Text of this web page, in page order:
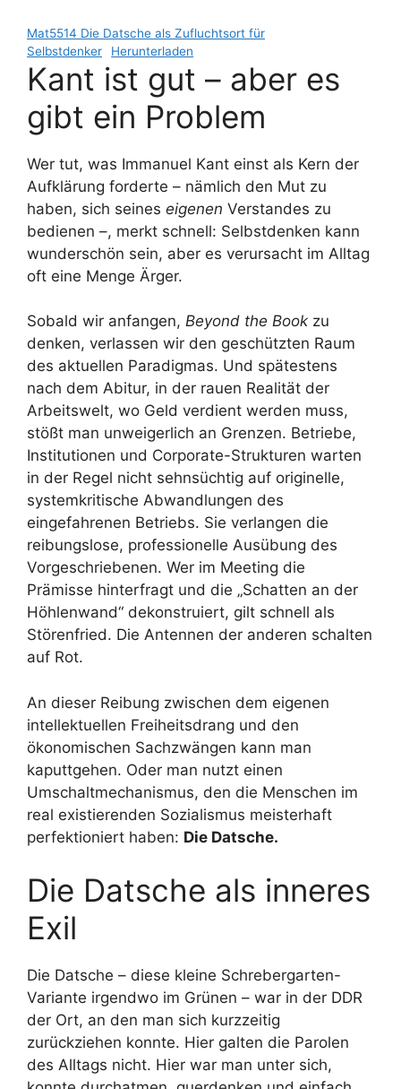
Mat5514 Die Datsche als Zufluchtsort für
Selbstdenker
Herunterladen
Kant ist gut – aber es
gibt ein Problem
Wer tut, was Immanuel Kant einst als Kern der
Aufklärung forderte – nämlich den Mut zu
haben, sich seines eigenen Verstandes zu
bedienen –, merkt schnell: Selbstdenken kann
wunderschön sein, aber es verursacht im Alltag
oft eine Menge Ärger.
Sobald wir anfangen, Beyond the Book zu
denken, verlassen wir den geschützten Raum
des aktuellen Paradigmas. Und spätestens
nach dem Abitur, in der rauen Realität der
Arbeitswelt, wo Geld verdient werden muss,
stößt man unweigerlich an Grenzen. Betriebe,
Institutionen und Corporate-Strukturen warten
in der Regel nicht sehnsüchtig auf originelle,
systemkritische Abwandlungen des
eingefahrenen Betriebs. Sie verlangen die
reibungslose, professionelle Ausübung des
Vorgeschriebenen. Wer im Meeting die
Prämisse hinterfragt und die „Schatten an der
Höhlenwand“ dekonstruiert, gilt schnell als
Störenfried. Die Antennen der anderen schalten
auf Rot.
An dieser Reibung zwischen dem eigenen
intellektuellen Freiheitsdrang und den
ökonomischen Sachzwängen kann man
kaputtgehen. Oder man nutzt einen
Umschaltmechanismus, den die Menschen im
real existierenden Sozialismus meisterhaft
perfektioniert haben: Die Datsche.
Die Datsche als inneres
Exil
Die Datsche – diese kleine Schrebergarten-
Variante irgendwo im Grünen – war in der DDR
der Ort, an den man sich kurzzeitig
zurückziehen konnte. Hier galten die Parolen
des Alltags nicht. Hier war man unter sich,